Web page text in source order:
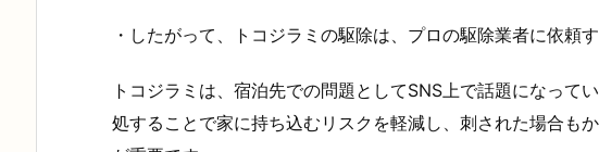
・したがって、トコジラミの駆除は、プロの駆除業者に依頼
トコジラミは、宿泊先での問題としてSNS上で話題になって
処することで家に持ち込むリスクを軽減し、刺された場合も